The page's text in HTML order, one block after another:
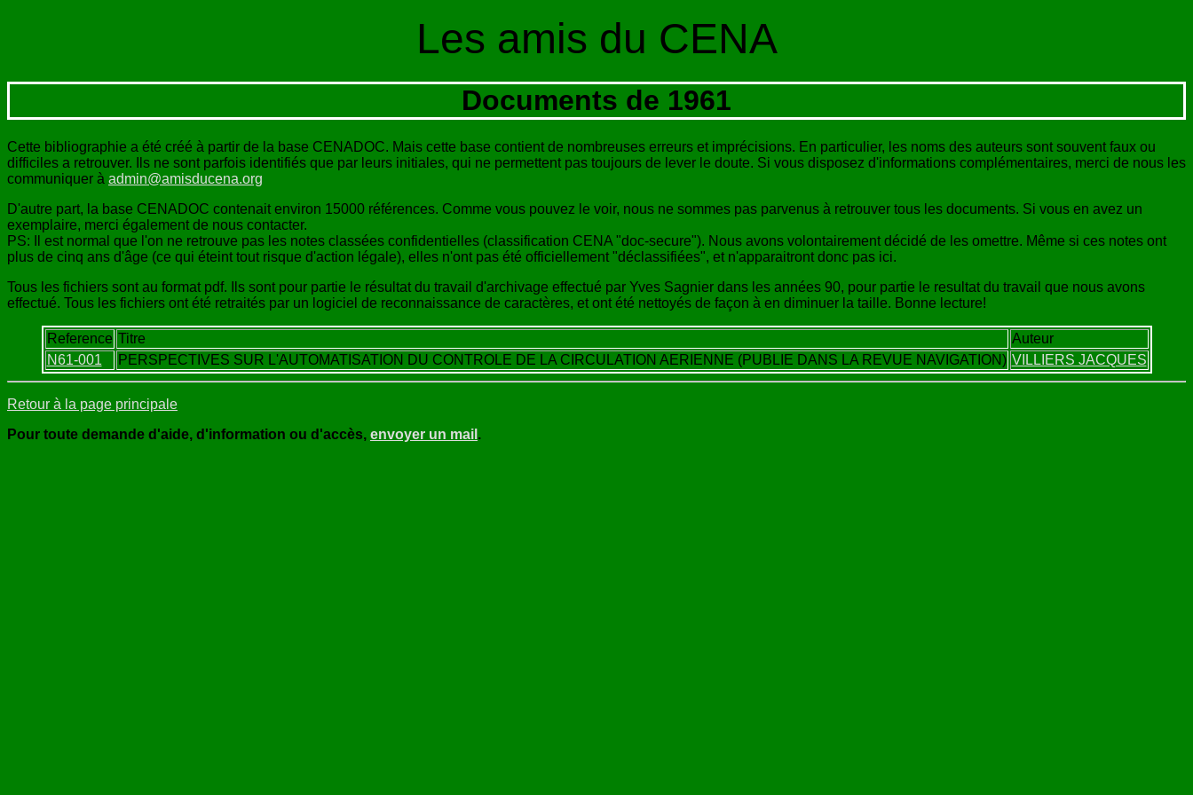
Les amis du CENA
Documents de 1961
Cette bibliographie a été créé à partir de la base CENADOC. Mais cette base contient de nombreuses erreurs et imprécisions. En particulier, les noms des auteurs sont souvent faux ou
difficiles a retrouver. Ils ne sont parfois identifiés que par leurs initiales, qui ne permettent pas toujours de lever le doute. Si vous disposez d'informations complémentaires, merci de nous les
communiquer à admin@amisducena.org
D'autre part, la base CENADOC contenait environ 15000 références. Comme vous pouvez le voir, nous ne sommes pas parvenus à retrouver tous les documents. Si vous en avez un
exemplaire, merci également de nous contacter.
PS: Il est normal que l'on ne retrouve pas les notes classées confidentielles (classification CENA "doc-secure"). Nous avons volontairement décidé de les omettre. Même si ces notes ont
plus de cinq ans d'âge (ce qui éteint tout risque d'action légale), elles n'ont pas été officiellement "déclassifiées", et n'apparaitront donc pas ici.
Tous les fichiers sont au format pdf. Ils sont pour partie le résultat du travail d'archivage effectué par Yves Sagnier dans les années 90, pour partie le resultat du travail que nous avons
effectué. Tous les fichiers ont été retraités par un logiciel de reconnaissance de caractères, et ont été nettoyés de façon à en diminuer la taille. Bonne lecture!
Reference Titre
Auteur
N61-001
PERSPECTIVES SUR L'AUTOMATISATION DU CONTROLE DE LA CIRCULATION AERIENNE (PUBLIE DANS LA REVUE NAVIGATION) VILLIERS JACQUES
Retour à la page principale
Pour toute demande d'aide, d'information ou d'accès, envoyer un mail .